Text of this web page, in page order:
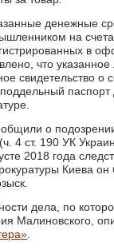
денежные
на
в
что
свидетельство о
о
4 ст. 190 УК
2018 года
Киева
дела, по
Малиновского,